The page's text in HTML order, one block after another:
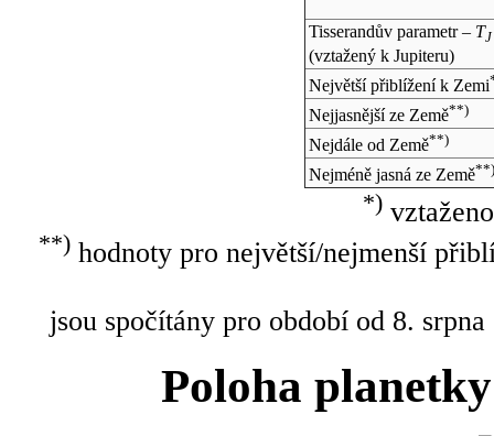
Tisserandův parametr – TJ
(vztažený k Jupiteru)
Největší přiblížení k Zemi
Nejjasnější ze Země**)
Nejdále od Země**)
Nejméně jasná ze Země**)
*)
**)hodnoty pro největší/nejmenší
jsou spočítány pro období od 8.
Poloha